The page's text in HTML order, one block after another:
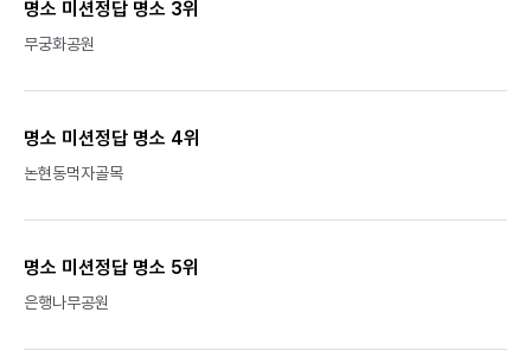
명소 미션정답 명소 3위
무궁화공원
명소 미션정답 명소 4위
논현동먹자골목
명소 미션정답 명소 5위
은행나무공원